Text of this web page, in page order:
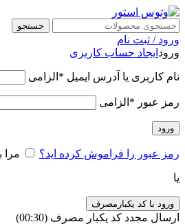
جستجو
ورود / ثبت نام
ورود ایجاد حساب کاربری
نام کاربری یا آدرس ایمیل * الزامی
رمز عبور * الزامی
ورود
رمز عبور را فراموش کرده اید؟ مرا
یا
ورود با کد یکبارمصرف
ارسال مجدد کد یکبار مصرف (00:
30
)